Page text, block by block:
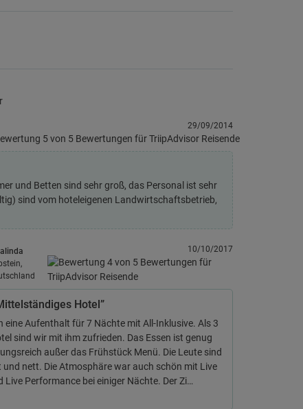
29/09/2014
und Betten sind sehr groß, das Personal ist sehr
sind vom hoteleigenen Landwirtschaftsbetrieb,
10/10/2017
Hotel”
eine Aufenthalt für 7 Nächte mit All-Inklusive. Als 3
sind wir mit ihm zufrieden. Das Essen ist genug
außer das Frühstück Menü. Die Leute sind
und nett. Die Atmosphäre war auch schön mit Live
Live Performance bei einiger Nächte. Der Zi…